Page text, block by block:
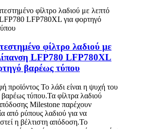
φίλτρο λαδιού με
LFP780 LFP780XL
βαρέως τύπου
προϊόντος Το λάδι είναι η ψυχή του
βαρέως τύπου.Τα φίλτρα λαδιού
Milestone παρέχουν
από ρύπους λαδιού για να
η βέλτιστη απόδοση.Το